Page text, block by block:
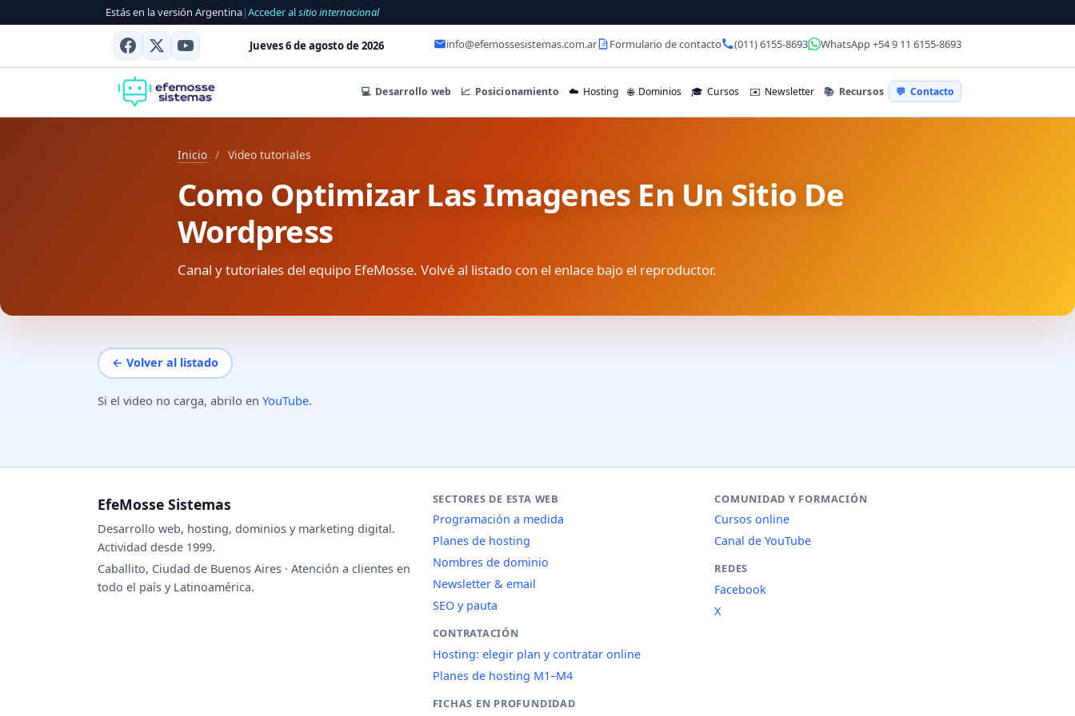
Estás en la versión Argentina|Acceder alsitio internacional
Jueves 6 de agosto de 2026 info@efemossesistemas.com.ar Formulario de contacto (011) 6155-8693 WhatsApp +54 9 11 6155-8693
💻 Desarrollo web 📈 Posicionamiento ☁️ Hosting 🌐 Dominios 🎓 Cursos ✉️ Newsletter 📚 Recursos 💬 Contacto
Inicio / Video tutoriales
Como Optimizar Las Imagenes En Un Sitio De
Wordpress
Canal y tutoriales del equipo EfeMosse. Volvé al listado con el enlace bajo el reproductor.
← Volver al listado
Si el video no carga, abrilo en YouTube.
EfeMosse Sistemas
Desarrollo web, hosting, dominios y marketing digital.
Actividad desde 1999.
Caballito, Ciudad de Buenos Aires · Atención a clientes en
todo el país y Latinoamérica.
SECTORES DE ESTA WEB
Programación a medida
Planes de hosting
Nombres de dominio
Newsletter & email
SEO y pauta
CONTRATACIÓN
Hosting: elegir plan y contratar online
Planes de hosting M1–M4
FICHAS EN PROFUNDIDAD
COMUNIDAD Y FORMACIÓN
Cursos online
Canal de YouTube
REDES
Facebook
X